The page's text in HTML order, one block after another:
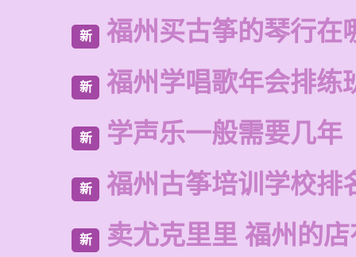
新 福州买古筝的琴行在
新 福州学唱歌年会排练
新 学声乐一般需要几年
新 福州古筝培训学校排
新 卖尤克里里 福州的